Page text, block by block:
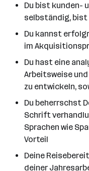
Du bist kunden-
selbständig,
Du kannst
im
Du hast eine
Arbeitsweise
zu entwickeln,
Du beherrschst
Schrift
Sprachen wie
Vorteil
Deine
deiner